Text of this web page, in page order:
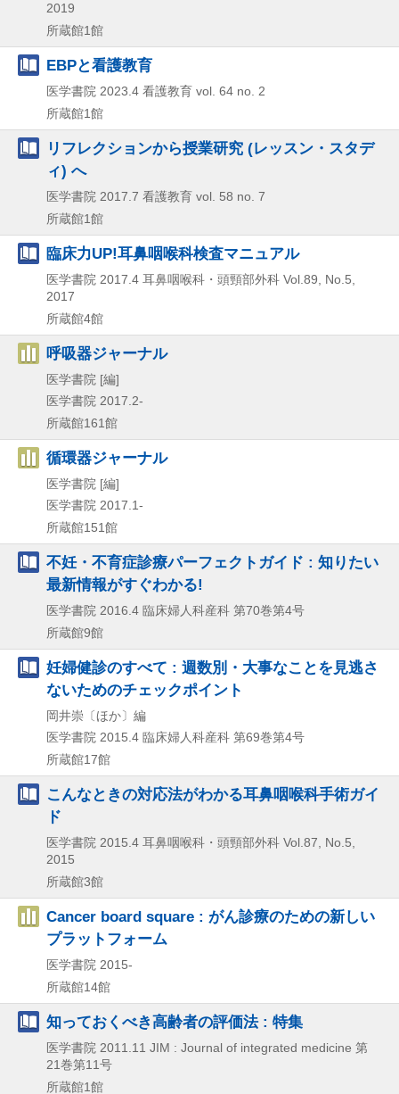
2019
所蔵館1館
EBPと看護教育
医学書院 2023.4 看護教育 vol. 64 no. 2
所蔵館1館
リフレクションから授業研究 (レッスン・スタデ
ィ) へ
医学書院 2017.7 看護教育 vol. 58 no. 7
所蔵館1館
臨床力UP!耳鼻咽喉科検査マニュアル
医学書院 2017.4 耳鼻咽喉科・頭頸部外科 Vol.89, No.5,
2017
所蔵館4館
呼吸器ジャーナル
医学書院 [編]
医学書院 2017.2-
所蔵館161館
循環器ジャーナル
医学書院 [編]
医学書院 2017.1-
所蔵館151館
不妊・不育症診療パーフェクトガイド : 知りたい
最新情報がすぐわかる!
医学書院 2016.4 臨床婦人科産科 第70巻第4号
所蔵館9館
妊婦健診のすべて : 週数別・大事なことを見逃さ
ないためのチェックポイント
岡井崇〔ほか〕編
医学書院 2015.4 臨床婦人科産科 第69巻第4号
所蔵館17館
こんなときの対応法がわかる耳鼻咽喉科手術ガイ
ド
医学書院 2015.4 耳鼻咽喉科・頭頸部外科 Vol.87, No.5,
2015
所蔵館3館
Cancer board square : がん診療のための新しい
プラットフォーム
医学書院 2015-
所蔵館14館
知っておくべき高齢者の評価法 : 特集
医学書院 2011.11 JIM : Journal of integrated medicine 第
21巻第11号
所蔵館1館